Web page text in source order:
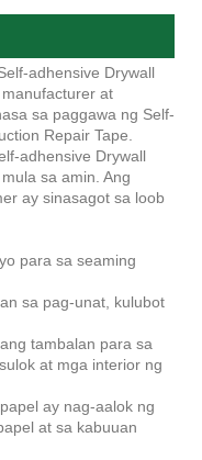
adhensive Drywall
at
sa paggawa ng Self-
Repair Tape.
adhensive Drywall
sa amin. Ang
ay sinasagot sa loob
para sa seaming
sa pag-unat, kulubot
tambalan para sa
at mga interior ng
ay nag-aalok ng
at sa kabuuan